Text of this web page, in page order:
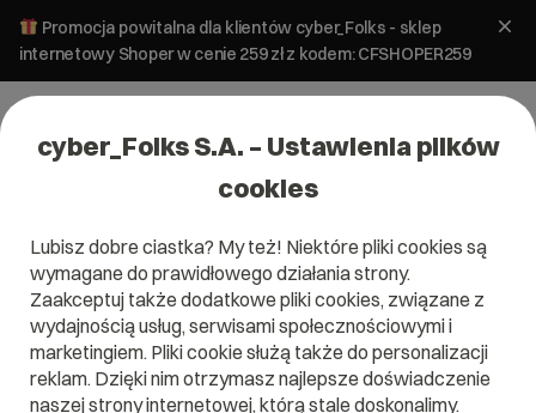
Promocja powitalna dla klientów cyber_Folks - sklep
internetowy Shoper w cenie 259 zł z kodem: CFSHOPER259
Domena .guide
Poprowadź do celu
cyber_Folks S.A. – Ustawienia plików
cookies
Lubisz dobre ciastka? My też! Niektóre pliki cookies są
wymagane do prawidłowego działania strony.
Zaakceptuj także dodatkowe pliki cookies, związane z
wydajnością usług, serwisami społecznościowymi i
marketingiem. Pliki cookie służą także do personalizacji
reklam. Dzięki nim otrzymasz najlepsze doświadczenie
naszej strony internetowej, którą stale doskonalimy.